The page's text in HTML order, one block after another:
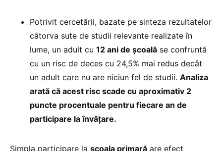
Potrivit cercetării, bazate pe sinteza rezultatelor
câtorva sute de studii relevante realizate în
lume, un adult cu 12 ani de școală se confruntă
cu un risc de deces cu 24,5% mai redus decât
un adult care nu are niciun fel de studii. Analiza
arată că acest risc scade cu aproximativ 2
puncte procentuale pentru fiecare an de
participare la învățare.
Simpla participare la școala primară are efect